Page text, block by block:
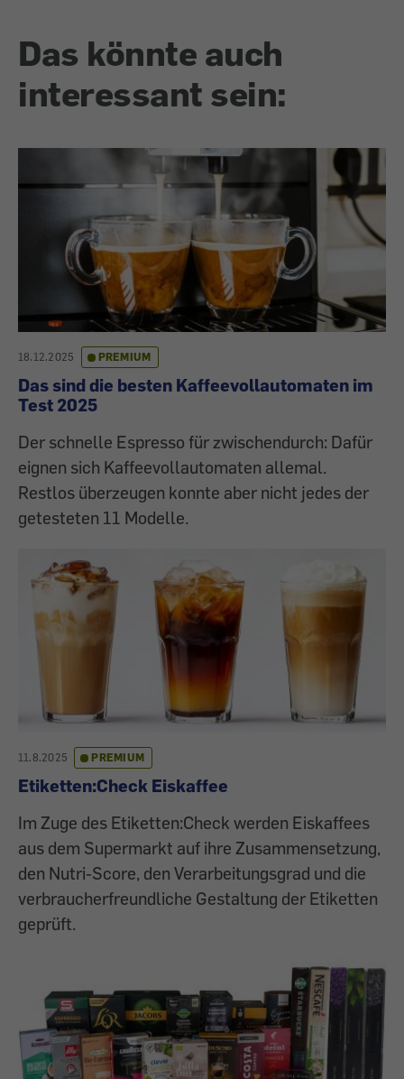
Das könnte auch
interessant sein:
18.12.2025 PREMIUM
Das sind die besten Kaffeevollautomaten im
Test 2025
Der schnelle Espresso für zwischendurch: Dafür
eignen sich Kaffeevollautomaten allemal.
Restlos überzeugen konnte aber nicht jedes der
getesteten 11 Modelle.
11.8.2025 PREMIUM
Etiketten:Check Eiskaffee
Im Zuge des Etiketten:Check werden Eiskaffees
aus dem Supermarkt auf ihre Zusammensetzung,
den Nutri-Score, den Verarbeitungsgrad und die
verbraucherfreundliche Gestaltung der Etiketten
geprüft.